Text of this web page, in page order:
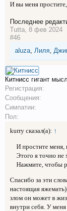
И вы меня
Последнее
Tutta, 8 фев 2024
#46
aluza, Лиля,
Китнисс гигант
Регистрация:
Сообщения:
Симпатии:
Пол:
kurry сказал(а): ↑
И простите меня,
Этого я точно не
Нажмите, чтобы
Спасибо за эти
настоящая
злом он может в
внутри себя. У